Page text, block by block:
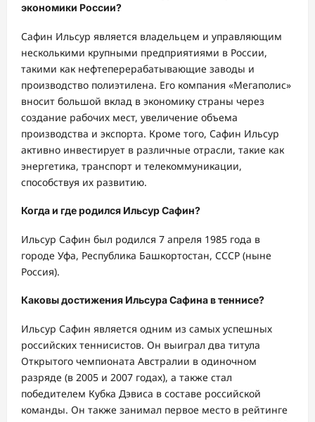
экономики России?
Сафин Ильсур является владельцем и управляющим
несколькими крупными предприятиями в России,
такими как нефтеперерабатывающие заводы и
производство полиэтилена. Его компания «Мегаполис»
вносит большой вклад в экономику страны через
создание рабочих мест, увеличение объема
производства и экспорта. Кроме того, Сафин Ильсур
активно инвестирует в различные отрасли, такие как
энергетика, транспорт и телекоммуникации,
способствуя их развитию.
Когда и где родился Ильсур Сафин?
Ильсур Сафин был родился 7 апреля 1985 года в
городе Уфа, Республика Башкортостан, СССР (ныне
Россия).
Каковы достижения Ильсура Сафина в теннисе?
Ильсур Сафин является одним из самых успешных
российских теннисистов. Он выиграл два титула
Открытого чемпионата Австралии в одиночном
разряде (в 2005 и 2007 годах), а также стал
победителем Кубка Дэвиса в составе российской
команды. Он также занимал первое место в рейтинге